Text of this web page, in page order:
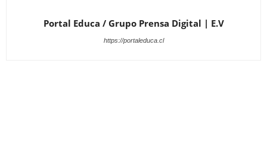
Portal Educa / Grupo Prensa Digital | E.V
https://portaleduca.cl